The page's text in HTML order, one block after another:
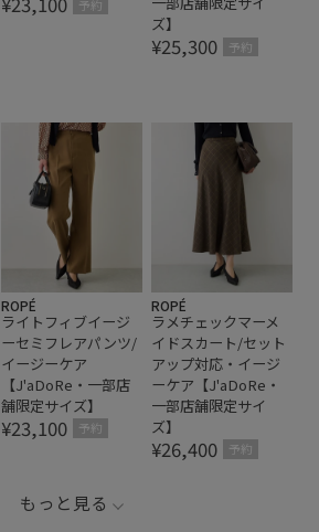
予約
ズ】
¥25,300 予約
ROPÉ
ライトフィブイージ
ーセミフレアパンツ/
イージーケア
【J'aDoRe・一部店
舗限定サイズ】
¥23,100 予約
ROPÉ
ラメチェックマーメ
イドスカート/セット
アップ対応・イージ
ーケア【J'aDoRe・
一部店舗限定サイ
ズ】
¥26,400 予約
もっと見る